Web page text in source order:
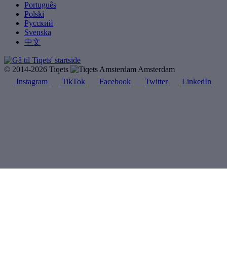
Português
Polski
Русский
Svenska
中文
© 2014-2026 Tiqets
Amsterdam
Instagram
TikTok Facebook Twitter LinkedIn